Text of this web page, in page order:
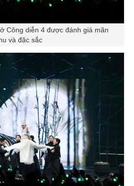
Công diễn 4 được đánh giá mãn
và đặc sắc